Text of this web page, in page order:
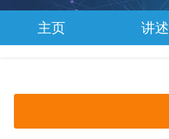
主页 讲述